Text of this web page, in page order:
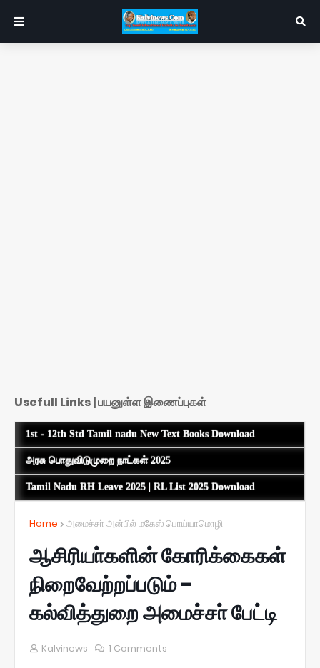
Usefull Links | பயனுள்ள இணைப்புகள்
1st - 12th Std Tamil nadu New Text Books Download
அரசு பொதுவிடுமுறை நாட்கள் 2025
Tamil Nadu RH Leave 2025 | RL List 2025 Download
Home அமைச்சா் அன்பில் மகேஸ் பொய்யாமொழி
ஆசிரியா்களின் கோரிக்கைகள்
நிறைவேற்றப்படும் -
கல்வித்துறை அமைச்சா் பேட்டி
Kalvinews 1 Comments